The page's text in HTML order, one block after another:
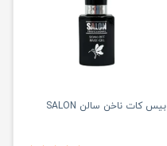
بیس کات ناخن سالن SALON